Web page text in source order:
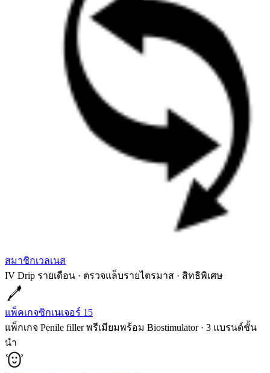
สมาชิกเวลเนส
IV Drip รายเดือน · ตรวจแล็บรายไตรมาส · สิทธิพิเศษ
แพ็คเกจซิกเนเจอร์ 15
แพ็กเกจ Penile filler พรีเมียมพร้อม Biostimulator · 3 แบรนด์ชั้น
นำ